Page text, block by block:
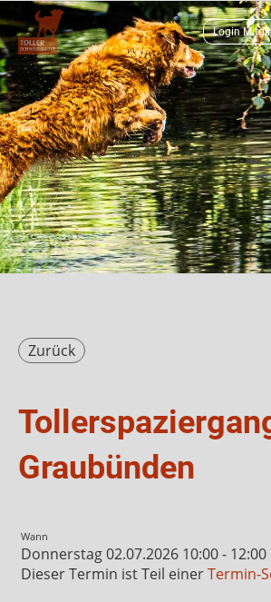
Login
Zurück
Graubünden
Wann
Donnerstag 02.07.2026 10:00 - 12:00
Dieser Termin ist Teil einerTermin-